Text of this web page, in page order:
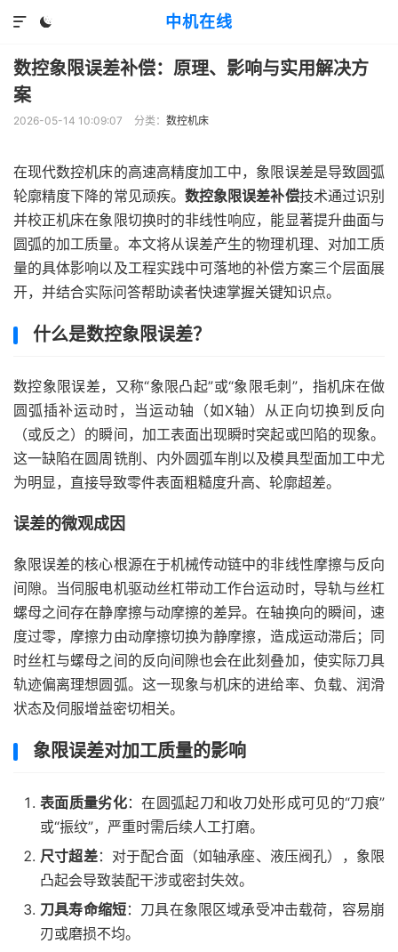
中机在线


数控象限误差补偿：原理、影响与实用解决方
案
2026-05-14 10:09:07 分类： 数控机床
在现代数控机床的高速高精度加工中，象限误差是导致圆弧
轮廓精度下降的常见顽疾。 数控象限误差补偿技术通过识别
并校正机床在象限切换时的非线性响应，能显著提升曲面与
圆弧的加工质量。本文将从误差产生的物理机理、对加工质
量的具体影响以及工程实践中可落地的补偿方案三个层面展
开，并结合实际问答帮助读者快速掌握关键知识点。
什么是数控象限误差？
数控象限误差，又称“象限凸起”或“象限毛刺”，指机床在做
圆弧插补运动时，当运动轴（如X轴）从正向切换到反向
（或反之）的瞬间，加工表面出现瞬时突起或凹陷的现象。
这一缺陷在圆周铣削、内外圆弧车削以及模具型面加工中尤
为明显，直接导致零件表面粗糙度升高、轮廓超差。
误差的微观成因
象限误差的核心根源在于机械传动链中的非线性摩擦与反向
间隙。当伺服电机驱动丝杠带动工作台运动时，导轨与丝杠
螺母之间存在静摩擦与动摩擦的差异。在轴换向的瞬间，速
度过零，摩擦力由动摩擦切换为静摩擦，造成运动滞后；同
时丝杠与螺母之间的反向间隙也会在此刻叠加，使实际刀具
轨迹偏离理想圆弧。这一现象与机床的进给率、负载、润滑
状态及伺服增益密切相关。
象限误差对加工质量的影响
表面质量劣化：在圆弧起刀和收刀处形成可见的“刀痕”
或“振纹”，严重时需后续人工打磨。
尺寸超差：对于配合面（如轴承座、液压阀孔），象限
凸起会导致装配干涉或密封失效。
刀具寿命缩短：刀具在象限区域承受冲击载荷，容易崩
刃或磨损不均。